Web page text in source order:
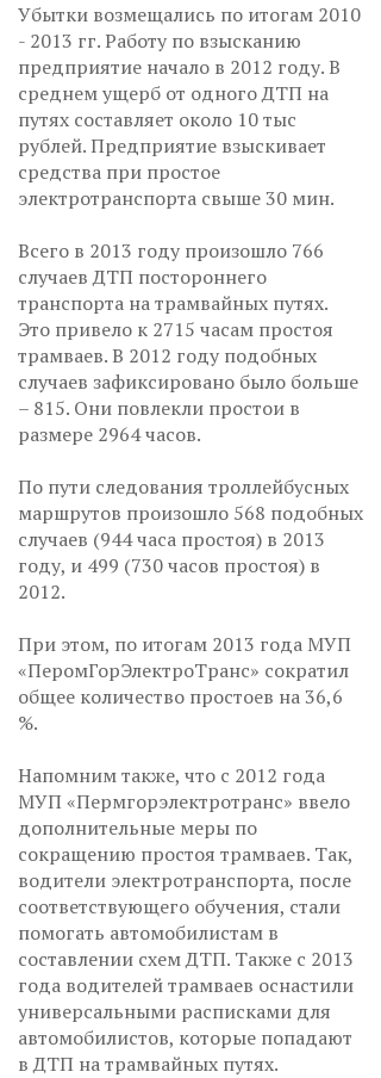
Убытки возмещались по итогам 2010
- 2013 гг. Работу по взысканию
предприятие начало в 2012 году. В
среднем ущерб от одного ДТП на
путях составляет около 10 тыс
рублей. Предприятие взыскивает
средства при простое
электротранспорта свыше 30 мин.
Всего в 2013 году произошло 766
случаев ДТП постороннего
транспорта на трамвайных путях.
Это привело к 2715 часам простоя
трамваев. В 2012 году подобных
случаев зафиксировано было больше
– 815. Они повлекли простои в
размере 2964 часов.
По пути следования троллейбусных
маршрутов произошло 568 подобных
случаев (944 часа простоя) в 2013
году, и 499 (730 часов простоя) в
2012.
При этом, по итогам 2013 года МУП
«ПеромГорЭлектроТранс» сократил
общее количество простоев на 36,6
%.
Напомним также, что с 2012 года
МУП «Пермгорэлектротранс» ввело
дополнительные меры по
сокращению простоя трамваев. Так,
водители электротранспорта, после
соответствующего обучения, стали
помогать автомобилистам в
составлении схем ДТП. Также с 2013
года водителей трамваев оснастили
универсальными расписками для
автомобилистов, которые попадают
в ДТП на трамвайных путях.